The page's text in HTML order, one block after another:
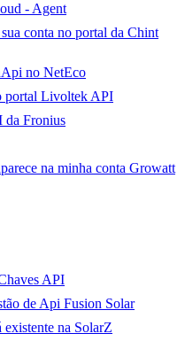
- Agent
conta no portal da Chint
no NetEco
portal Livoltek API
da Fronius
na minha conta Growatt
API
de Api Fusion Solar
na SolarZ